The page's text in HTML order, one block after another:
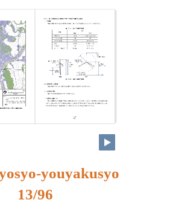
youyakusyo
13/96